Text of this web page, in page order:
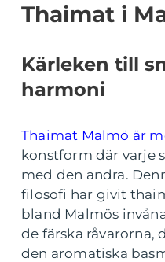
Thaimat i
Kärleken till
harmoni
Thaimat Malmö är
konstform där varje
med den andra.
filosofi har givit
bland Malmös
de färska råvarorna,
den aromatiska